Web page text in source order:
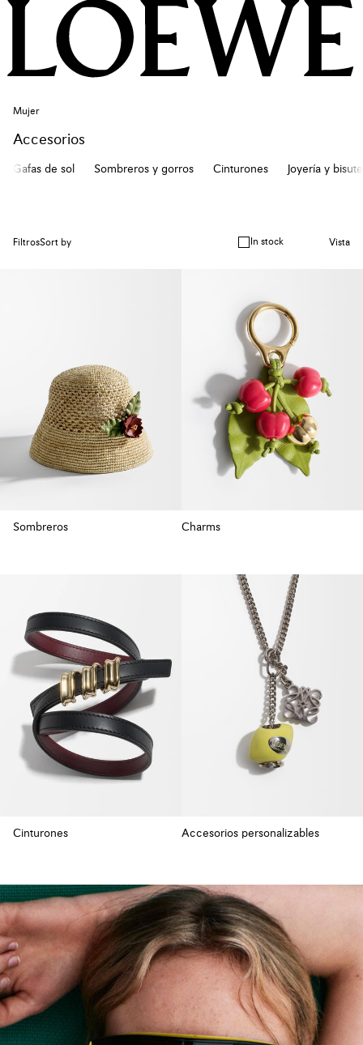
Mujer
Accesorios
Gafas de sol Sombreros y gorros Cinturones Joyería y
FiltrosSort by In stock Vista
Sombreros Charms
Cinturones Accesorios personalizables